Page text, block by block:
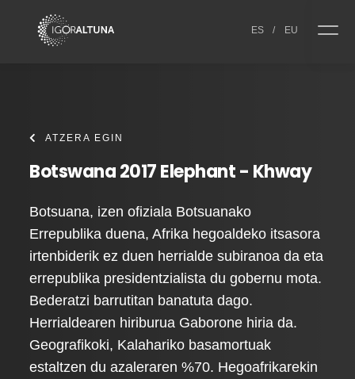
ES / EU
ATZERA EGIN
Botswana 2017 Elephant - Khway
Botsuana, izen ofiziala Botsuanako
Errepublika duena, Afrika hegoaldeko itsasora
irtenbiderik ez duen herrialde subiranoa da eta
errepublika presidentzialista du gobernu mota.
Bederatzi barrutitan banatuta dago.
Herrialdearen hiriburua Gaborone hiria da.
Geografikoki, Kalahariko basamortuak
estaltzen du azaleraren %70. Hegoafrikarekin